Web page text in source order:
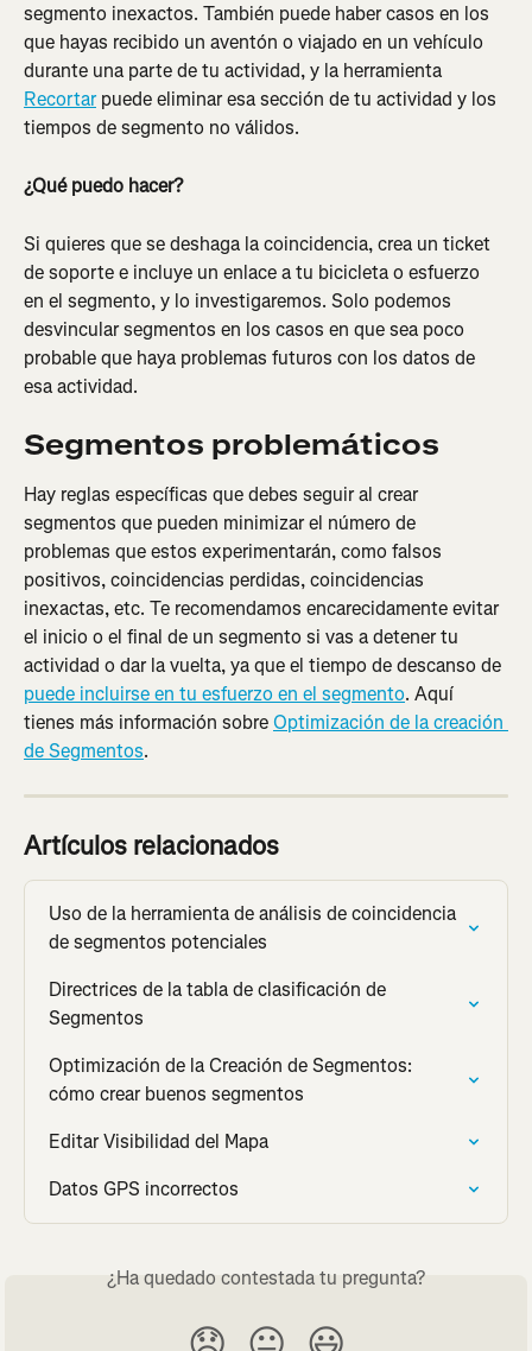
segmento inexactos. También puede haber casos en los
que hayas recibido un aventón o viajado en un vehículo
durante una parte de tu actividad, y la herramienta
Recortar puede eliminar esa sección de tu actividad y los
tiempos de segmento no válidos.
¿Qué puedo hacer?
Si quieres que se deshaga la coincidencia, crea un ticket
de soporte e incluye un enlace a tu bicicleta o esfuerzo
en el segmento, y lo investigaremos. Solo podemos
desvincular segmentos en los casos en que sea poco
probable que haya problemas futuros con los datos de
esa actividad.
Segmentos problemáticos
Hay reglas específicas que debes seguir al crear
segmentos que pueden minimizar el número de
problemas que estos experimentarán, como falsos
positivos, coincidencias perdidas, coincidencias
inexactas, etc. Te recomendamos encarecidamente evitar
el inicio o el final de un segmento si vas a detener tu
actividad o dar la vuelta, ya que el tiempo de descanso de
puede incluirse en tu esfuerzo en el segmento. Aquí
tienes más información sobre Optimización de la creación
de Segmentos.
Artículos relacionados
Uso de la herramienta de análisis de coincidencia
de segmentos potenciales
Directrices de la tabla de clasificación de
Segmentos
Optimización de la Creación de Segmentos:
cómo crear buenos segmentos
Editar Visibilidad del Mapa
Datos GPS incorrectos
¿Ha quedado contestada tu pregunta?